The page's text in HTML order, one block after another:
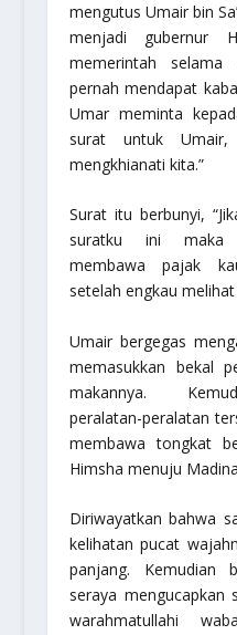
mengutus Umair bin
menjadi gubernur
memerintah
pernah mendapat
Umar meminta
surat untuk
mengkhianati kita.”
Surat itu berbunyi,
suratku ini maka
membawa pajak
setelah engkau melihat
Umair bergegas
memasukkan bekal
makannya.
peralatan-peralatan
membawa tongkat
Himsha menuju
Diriwayatkan bahwa
kelihatan pucat
panjang. Kemudian
seraya mengucapkan
warahmatullahi